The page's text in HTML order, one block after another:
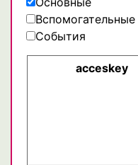
Вспомогательные
События
acceskey